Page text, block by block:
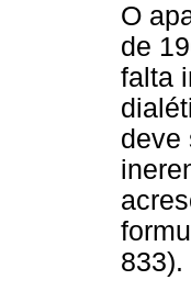
O
de
falta
deve
833).